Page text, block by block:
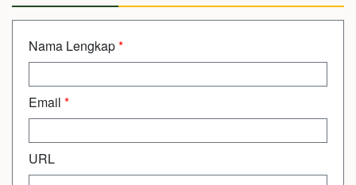
Nama Lengkap*
Email *
URL